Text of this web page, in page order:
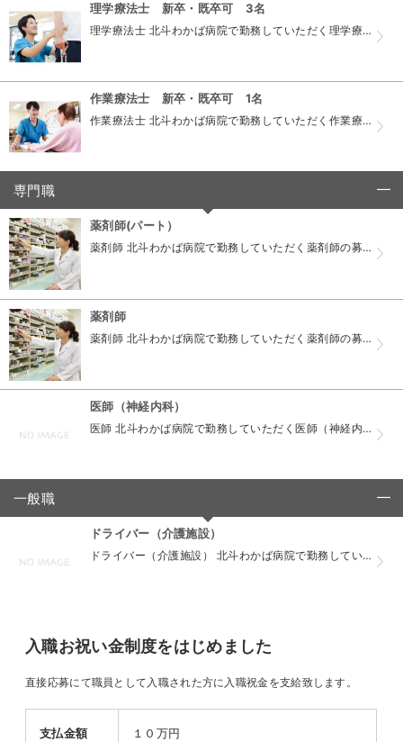
理学療法士 新卒・既卒可 3名
理学療法士 北斗わかば病院で勤務していただく理学療法士の募集要項です。 資格 理学療法士 応募 電話連絡後履歴書（写真貼付）を持参ください 当サイトのフォームから見学申し込みも可 面接 既卒：...
作業療法士 新卒・既卒可 1名
作業療法士 北斗わかば病院で勤務していただく作業療法士の募集要項です。 資格 作業療法士 応募 電話連絡後履歴書（写真貼付）を持参ください 当サイトのフォームから見学申し込みも可 面接 既卒：...
専門職click to collapse contents
薬剤師(パート）
薬剤師 北斗わかば病院で勤務していただく薬剤師の募集要項です。 資格 薬剤師(パート） 応募 電話連絡後履歴書（写真貼付）を持参ください 当サイトのフォームから見学申し込みも可 面接 書類選考...
薬剤師
薬剤師 北斗わかば病院で勤務していただく薬剤師の募集要項です。 資格 薬剤師 応募 電話連絡後履歴書（写真貼付）を持参ください 当サイトのフォームから見学申し込みも可 面接 書類選考・面接・適...
医師（神経内科）
医師 北斗わかば病院で勤務していただく医師（神経内科医）の募集要項です。 こちらをご覧ください。 https://rakusai.jp/dr/22/fulltime/77833/25646/3...
一般職click to collapse contents
ドライバー（介護施設）
ドライバー（介護施設） 北斗わかば病院で勤務していただくドライバー（介護施設）の募集要項です。 資格 普通運転免許 応募 電話連絡後履歴書（写真貼付）を持参ください 当サイトのフォームから見学...
入職お祝い金制度をはじめました
直接応募にて職員として入職された方に入職祝金を支給致します。
支払金額 １０万円